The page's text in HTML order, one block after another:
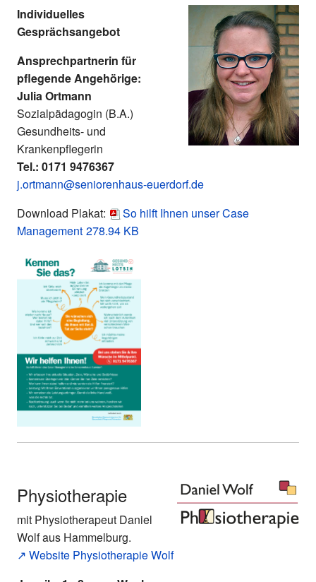
Individuelles
Gesprächsangebot
Ansprechpartnerin für
pflegende Angehörige:
Julia Ortmann
Sozialpädagogin (B.A.)
Gesundheits- und
Krankenpflegerin
Tel.: 0171 9476367
j.ortmann@seniorenhaus-euerdorf.de
Download Plakat:
So hilft Ihnen unser Case
Management 278.94 KB
Physiotherapie
mit Physiotherapeut Daniel
Wolf aus Hammelburg.
↗️ Website Physiotherapie Wolf